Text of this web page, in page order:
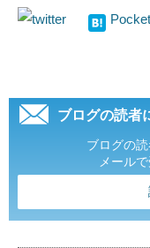
Pocket
ブログの読者
ブログの
メール